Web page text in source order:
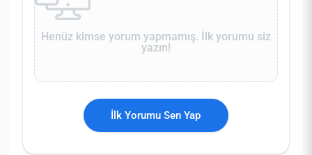
Henüz kimse yorum yapmamış. İlk yorumu siz
yazın!
İlk Yorumu Sen Yap